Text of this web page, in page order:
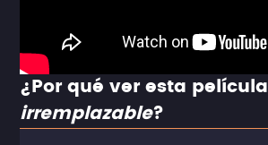
¿Por qué ver esta película
irremplazable?